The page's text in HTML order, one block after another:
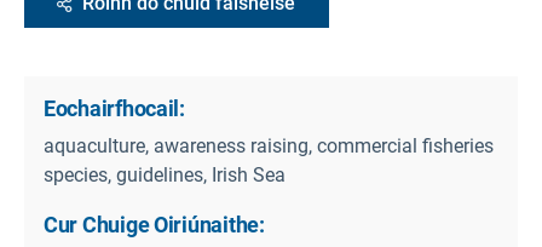
Eochairfhocail:
aquaculture, awareness raising, commercial fisheries
species, guidelines, Irish Sea
Cur Chuige Oiriúnaithe: